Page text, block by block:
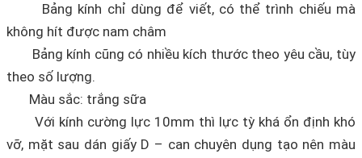
Bảng kính chỉ dùng để viết, có thể trình chiếu mà
không hít được nam châm
Bảng kính cũng có nhiều kích thước theo yêu cầu, tùy
theo số lượng.
Màu sắc: trắng sữa
Với kính cường lực 10mm thì lực tỳ khá ổn định khó
vỡ, mặt sau dán giấy D – can chuyên dụng tạo nên màu